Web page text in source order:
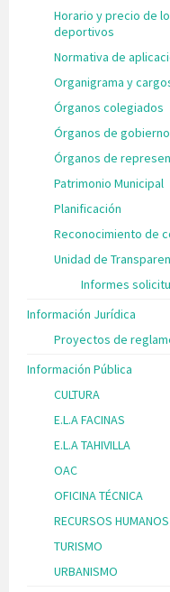
Horario y precio de
deportivos
Normativa de
Organigrama y
Órganos colegiados
Órganos de gobierno
Órganos de
Patrimonio Municipal
Planificación
Reconocimiento de
Unidad de
Informes
Información Jurídica
Proyectos de
Información Pública
CULTURA
E.L.A FACINAS
E.L.A TAHIVILLA
OAC
OFICINA TÉCNICA
RECURSOS HUMANOS
TURISMO
URBANISMO